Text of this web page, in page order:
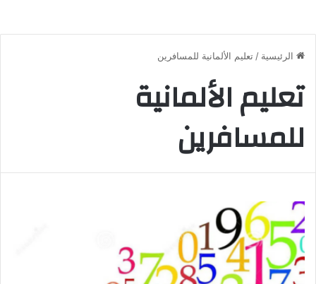
الرئيسية / تعليم الألمانية للمسافرين
تعليم الألمانية
للمسافرين